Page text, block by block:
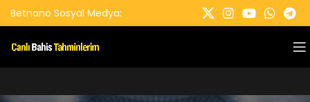
Betnano Sosyal Medya: